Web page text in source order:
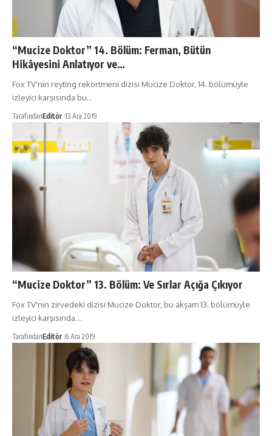
“Mucize Doktor” 14. Bölüm: Ferman, Bütün
Hikâyesini Anlatıyor ve…
Fox TV'nin reyting rekortmeni dizisi Mucize Doktor, 14. bölümüyle
izleyici karşısında bu…
TarafındanEditör 13 Ara 2019
“Mucize Doktor” 13. Bölüm: Ve Sırlar Açığa Çıkıyor
Fox TV'nin zirvedeki dizisi Mucize Doktor, bu akşam 13. bölümüyle
izleyici karşısında.…
TarafındanEditör 6 Ara 2019